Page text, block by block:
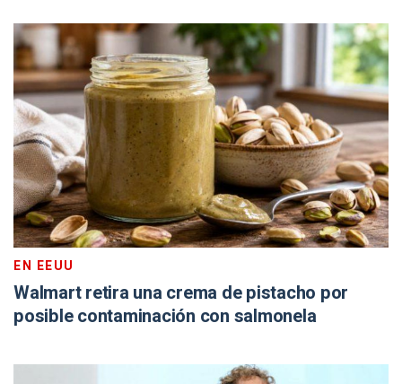
EN EEUU
Walmart retira una crema de pistacho por
posible contaminación con salmonela